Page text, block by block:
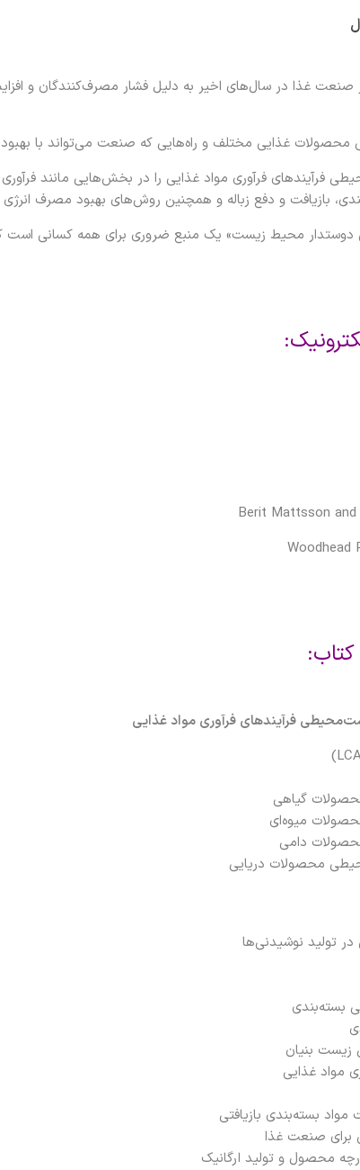
غذا در سال‌های اخیر به دلیل فشار مصرف‌کنندگان و
محصولات غذایی مختلف و راه‌هایی که صنعت می‌تواند با
فرآیندهای فرآوری مواد غذایی را در بخش‌هایی مانند
بازیافت و دفع زباله و همچنین روش‌های بهبود مصرف
دوستدار محیط زیست» یک منبع ضروری برای همه کسانی
Woodhead
گیاهی
میوه‌ای
دامی
محصولات دریایی
تولید نوشیدنی‌ها
بسته‌بندی
زیست بنیان
مواد غذایی
مواد بسته‌بندی بازیافتی
صنعت غذا
محصول و تولید ارگانیک